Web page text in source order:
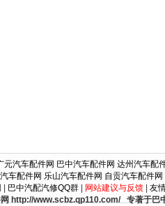
元汽车配件网 巴中汽车配件网 达州汽车配
车配件网 乐山汽车配件网 自贡汽车配件网
巴中汽配汽修QQ群| 网站建议与反馈| 友
网 http://www.scbz.qp110.com/ 专著于巴